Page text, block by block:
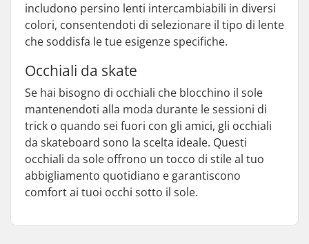
includono persino lenti intercambiabili in diversi
colori, consentendoti di selezionare il tipo di lente
che soddisfa le tue esigenze specifiche.
Occhiali da skate
Se hai bisogno di occhiali che blocchino il sole
mantenendoti alla moda durante le sessioni di
trick o quando sei fuori con gli amici, gli occhiali
da skateboard sono la scelta ideale. Questi
occhiali da sole offrono un tocco di stile al tuo
abbigliamento quotidiano e garantiscono
comfort ai tuoi occhi sotto il sole.